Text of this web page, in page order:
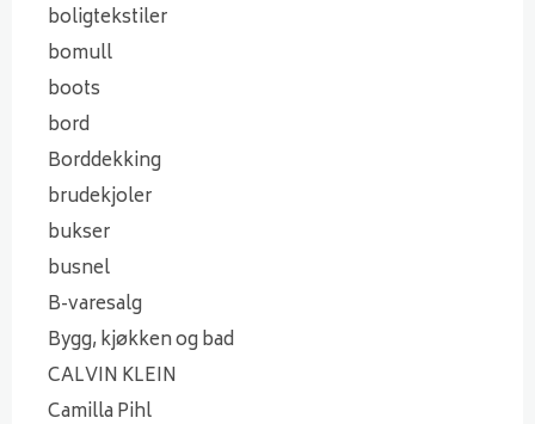
boligtekstiler
bomull
boots
bord
Borddekking
brudekjoler
bukser
busnel
B-varesalg
Bygg, kjøkken og bad
CALVIN KLEIN
Camilla Pihl